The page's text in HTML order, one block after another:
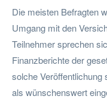
Die meisten Befragten
Umgang mit den
Teilnehmer sprechen
Finanzberichte der
solche Veröffentlichung
als wünschenswert